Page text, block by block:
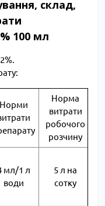
склад,
100 мл
Норми
Норма
витрати
робочого
розчину
мл/1 л
води
5 л на
сотку